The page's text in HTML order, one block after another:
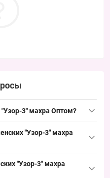
3" махра Оптом?
зимнего ряда со
продаж.
"Узор-3" махра
женских варежек; такой
"Узор-3" махра